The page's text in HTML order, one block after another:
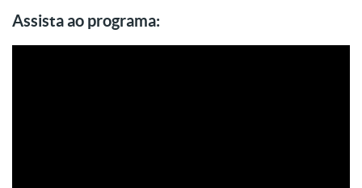
Assista ao programa: